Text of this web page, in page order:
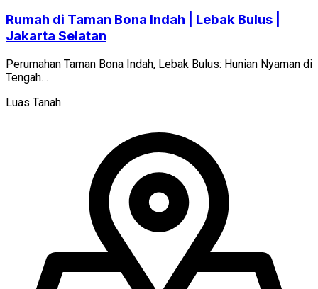
Rumah di Taman Bona Indah | Lebak Bulus |
Jakarta Selatan
Perumahan Taman Bona Indah, Lebak Bulus: Hunian Nyaman di
Tengah…
Luas Tanah